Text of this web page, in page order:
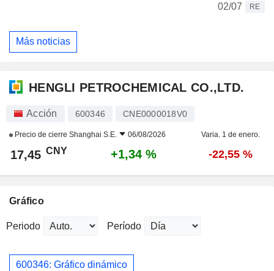
02/07
RE
Más noticias
HENGLI PETROCHEMICAL CO.,LTD.
Acción 600346 CNE0000018V0
Precio de cierre Shanghai S.E. 06/08/2026 Varia. 1 de enero.
17,45 CNY +1,34 % -22,55 %
Gráfico
Periodo Período
600346: Gráfico dinámico